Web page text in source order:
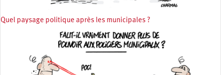
Quel paysage politique après les municipales ?